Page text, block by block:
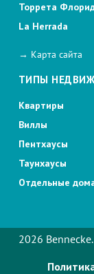
Торрета
La Herrada
→ Карта сайта
ТИПЫ
Квартиры
Виллы
Пентхаусы
Таунхаусы
Отдельные
2026